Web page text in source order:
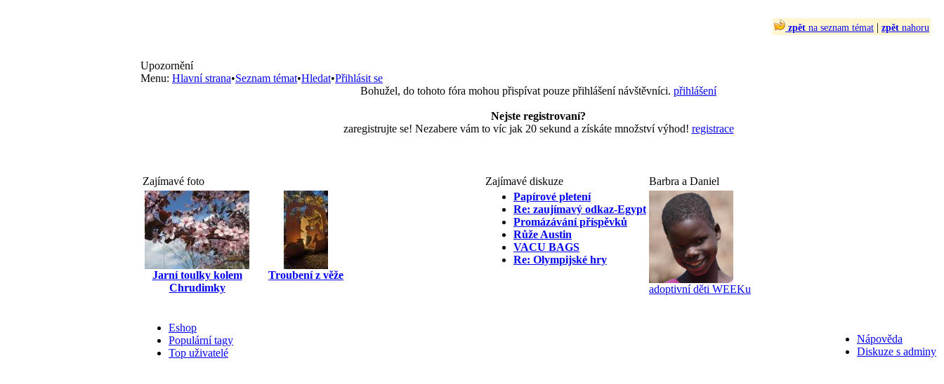
zpět na seznam témat | zpět nahoru
Upozornění
Menu: Hlavní strana•Seznam témat•Hledat•Přihlásit se
Bohužel, do tohoto fóra mohou přispívat pouze přihlášení návštěvníci. přihlášení
Nejste registrovaní?
zaregistrujte se! Nezabere vám to víc jak 20 sekund a získáte množství výhod! registrace
Zajímavé foto Zajímavé diskuze Barbra a Daniel
Jarní toulky kolem
Chrudimky
Troubení z věže
Papírové pletení
Re: zaujímavý odkaz-Egypt
Promázávání příspěvků
Růže Austin
VACU BAGS
Re: Olympijské hry
adoptivní děti WEEKu
Nápověda
Diskuze s adminy
Eshop
Populární tagy
Top uživatelé